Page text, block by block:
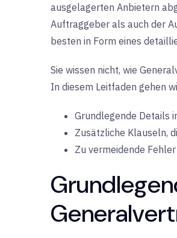
ausgelagerten Anbietern
Auftraggeber als auch der
besten in Form eines
Sie wissen nicht, wie
In diesem Leitfaden gehen
Grundlegende Details
Zusätzliche Klauseln,
Zu vermeidende Fehler